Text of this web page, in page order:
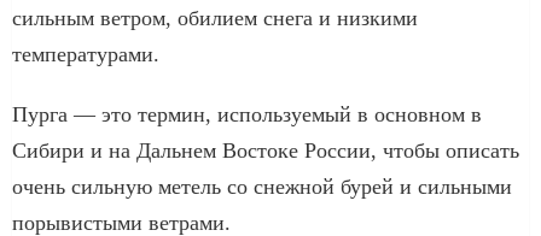
сильным ветром, обилием снега и низкими
температурами.
Пурга — это термин, используемый в основном в
Сибири и на Дальнем Востоке России, чтобы описать
очень сильную метель со снежной бурей и сильными
порывистыми ветрами.